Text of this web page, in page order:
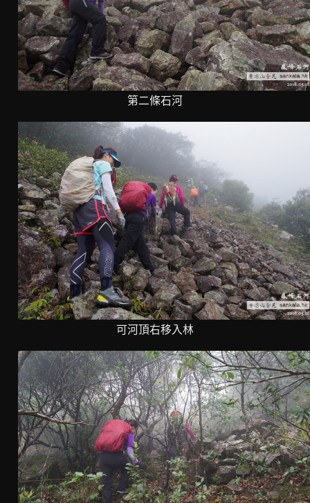
第二條石河
可河頂右移入林